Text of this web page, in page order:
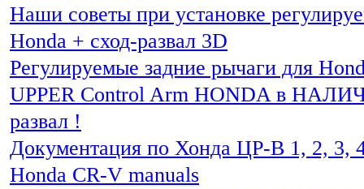
Наши советы при установке
Honda + сход-развал 3D
Регулируемые задние рычаги для
UPPER Control Arm HONDA в
развал !
Документация по Хонда ЦР-В 1, 2, 3,
Honda CR-V manuals